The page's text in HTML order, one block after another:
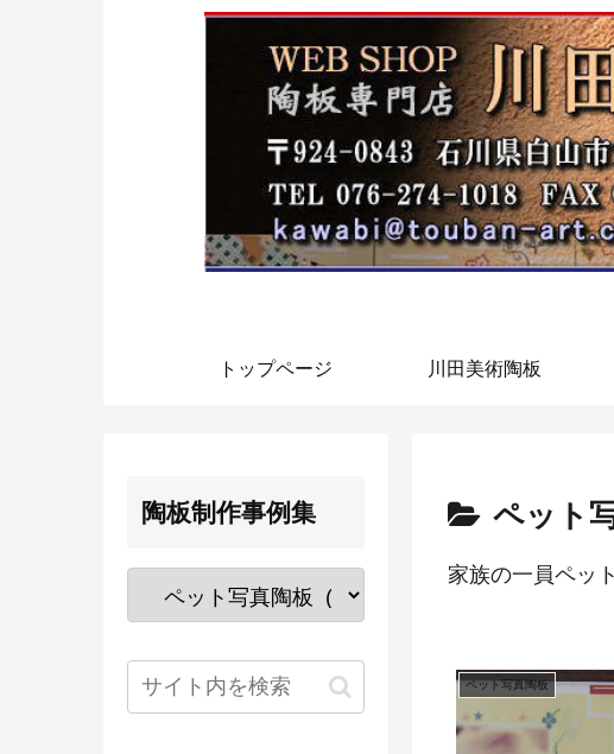
トップページ 川田美術陶板
ペット
家族の一員ペッ
ペット写真陶板
陶板制作事例集